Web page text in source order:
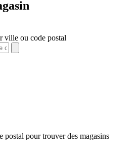
ville ou code postal
postal pour trouver des magasins